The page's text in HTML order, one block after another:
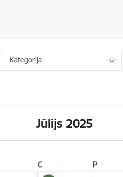
Kategorija
Jūlijs 2025
C P